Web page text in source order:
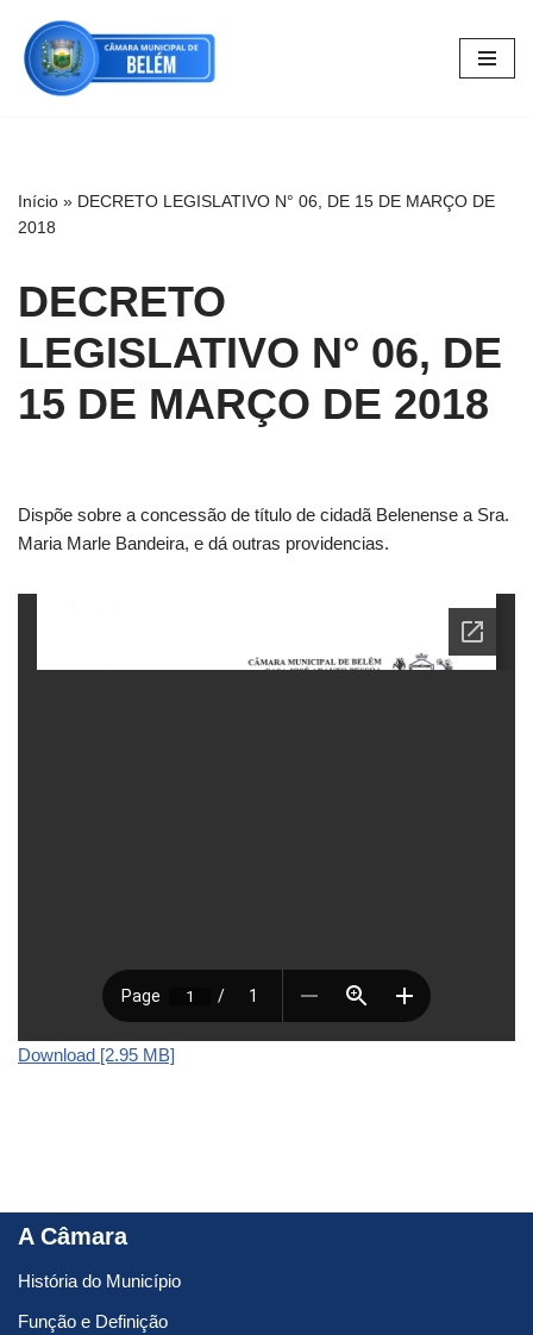
Pular
para
Início » DECRETO LEGISLATIVO N° 06, DE 15 DE MARÇO DE
2018
DECRETO
LEGISLATIVO N° 06, DE
15 DE MARÇO DE 2018
Dispõe sobre a concessão de título de cidadã Belenense a Sra.
Maria Marle Bandeira, e dá outras providencias.
Download [2.95 MB]
A Câmara
História do Município
Função e Definição